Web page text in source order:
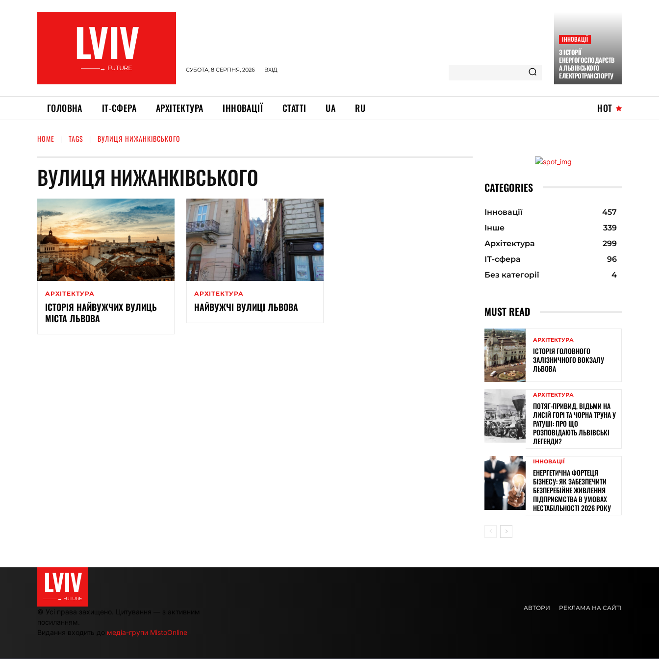
LVIV
———→ FUTURE СУБОТА, 8 СЕРПНЯ, 2026 ВХІД
ІННОВАЦІЇ
З ІСТОРІЇ
ЕНЕРГОГОСПОДАРСТВ
А ЛЬВІВСЬКОГО
ЕЛЕКТРОТРАНСПОРТУ
ГОЛОВНА ІТ-СФЕРА АРХІТЕКТУРА ІННОВАЦІЇ СТАТТІ UA RU HOT
HOME TAGS ВУЛИЦЯ НИЖАНКІВСЬКОГО
ВУЛИЦЯ НИЖАНКІВСЬКОГО
АРХІТЕКТУРА
ІСТОРІЯ НАЙВУЖЧИХ ВУЛИЦЬ
МІСТА ЛЬВОВА
АРХІТЕКТУРА
НАЙВУЖЧІ ВУЛИЦІ ЛЬВОВА
CATEGORIES
Інновації
457
Інше
339
Архітектура
299
ІТ-сфера
96
Без категорії
4
MUST READ
АРХІТЕКТУРА
ІСТОРІЯ ГОЛОВНОГО
ЗАЛІЗНИЧНОГО ВОКЗАЛУ
ЛЬВОВА
АРХІТЕКТУРА
ПОТЯГ-ПРИВИД, ВІДЬМИ НА
ЛИСІЙ ГОРІ ТА ЧОРНА ТРУНА У
РАТУШІ: ПРО ЩО
РОЗПОВІДАЮТЬ ЛЬВІВСЬКІ
ЛЕГЕНДИ?
ІННОВАЦІЇ
ЕНЕРГЕТИЧНА ФОРТЕЦЯ
БІЗНЕСУ: ЯК ЗАБЕЗПЕЧИТИ
БЕЗПЕРЕБІЙНЕ ЖИВЛЕННЯ
ПІДПРИЄМСТВА В УМОВАХ
НЕСТАБІЛЬНОСТІ 2026 РОКУ
LVIV
———→ FUTURE
© Усі права захищено. Цитування — з активним
посиланням.
Видання входить до медіа-групи MistoOnline
АВТОРИ РЕКЛАМА НА САЙТІ